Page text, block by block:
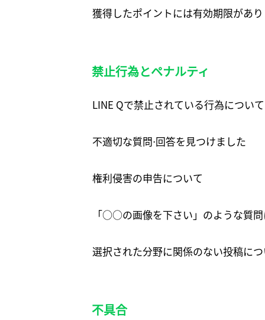
獲得したポイントには有効期限があ
禁止行為とペナルティ
LINE Qで禁止されている行為について
不適切な質問⋅回答を見つけました
権利侵害の申告について
「○○の画像を下さい」のような質
選択された分野に関係のない投稿に
不具合